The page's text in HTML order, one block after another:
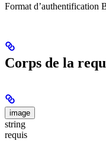
Format
Corps de la
image
string
requis